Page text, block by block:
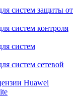
систем защиты от
систем контроля
систем
систем сетевой
Huawei